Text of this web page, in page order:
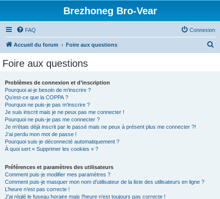
Brezhoneg Bro-Vear
FAQ Connexion
Accueil du forum Foire aux questions
Foire aux questions
Problèmes de connexion et d’inscription
Pourquoi ai-je besoin de m’inscrire ?
Qu’est-ce que la COPPA ?
Pourquoi ne puis-je pas m’inscrire ?
Je suis inscrit mais je ne peux pas me connecter !
Pourquoi ne puis-je pas me connecter ?
Je m’étais déjà inscrit par le passé mais ne peux à présent plus me connecter ?!
J’ai perdu mon mot de passe !
Pourquoi suis-je déconnecté automatiquement ?
À quoi sert « Supprimer les cookies » ?
Préférences et paramètres des utilisateurs
Comment puis-je modifier mes paramètres ?
Comment puis-je masquer mon nom d’utilisateur de la liste des utilisateurs en ligne ?
L’heure n’est pas correcte !
J’ai réglé le fuseau horaire mais l’heure n’est toujours pas correcte !